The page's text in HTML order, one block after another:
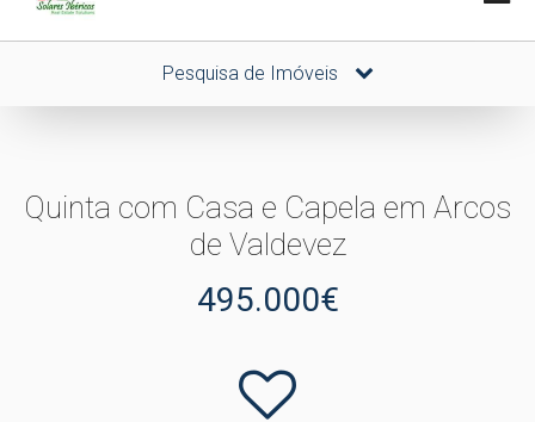
Pesquisa de Imóveis
Quinta com Casa e Capela em Arcos
de Valdevez
495.000€